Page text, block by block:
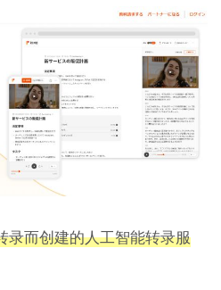
录而创建的人工智能转录服